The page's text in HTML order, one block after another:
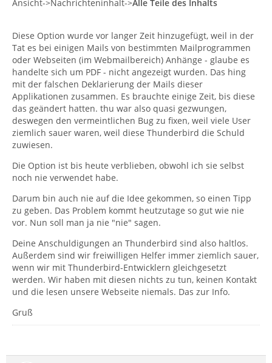
Ansicht->Nachrichteninhalt->Alle Teile des Inhalts
Diese Option wurde vor langer Zeit hinzugefügt, weil in der
Tat es bei einigen Mails von bestimmten Mailprogrammen
oder Webseiten (im Webmailbereich) Anhänge - glaube es
handelte sich um PDF - nicht angezeigt wurden. Das hing
mit der falschen Deklarierung der Mails dieser
Applikationen zusammen. Es brauchte einige Zeit, bis diese
das geändert hatten. thu war also quasi gezwungen,
deswegen den vermeintlichen Bug zu fixen, weil viele User
ziemlich sauer waren, weil diese Thunderbird die Schuld
zuwiesen.
Die Option ist bis heute verblieben, obwohl ich sie selbst
noch nie verwendet habe.
Darum bin auch nie auf die Idee gekommen, so einen Tipp
zu geben. Das Problem kommt heutzutage so gut wie nie
vor. Nun soll man ja nie "nie" sagen.
Deine Anschuldigungen an Thunderbird sind also haltlos.
Außerdem sind wir freiwilligen Helfer immer ziemlich sauer,
wenn wir mit Thunderbird-Entwicklern gleichgesetzt
werden. Wir haben mit diesen nichts zu tun, keinen Kontakt
und die lesen unsere Webseite niemals. Das zur Info.
Gruß